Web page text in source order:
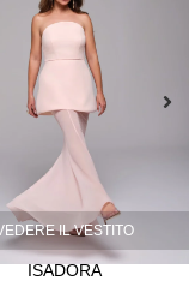
IL VESTITO
ISADORA